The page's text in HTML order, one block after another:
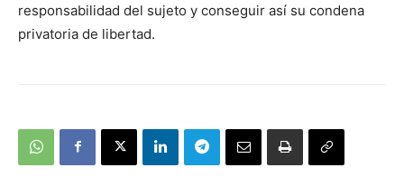
responsabilidad del sujeto y conseguir así su condena
privatoria de libertad.